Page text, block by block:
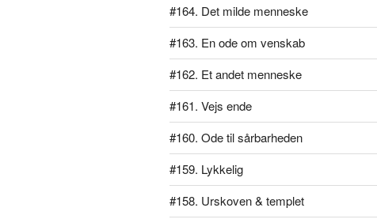
#164. Det milde menneske
#163. En ode om venskab
#162. Et andet menneske
#161. Vejs ende
#160. Ode til sårbarheden
#159. Lykkelig
#158. Urskoven & templet